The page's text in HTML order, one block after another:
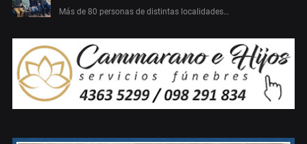
Más de 80 personas de distintas localidades…